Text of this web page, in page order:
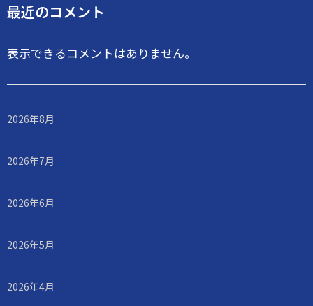
最近のコメント
表示できるコメントはありません。
2026年8月
2026年7月
2026年6月
2026年5月
2026年4月